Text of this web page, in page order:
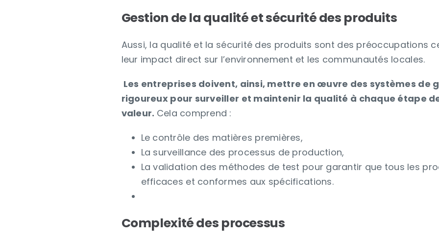
Gestion de la qualité et sécurité des produits
Aussi, la qualité et la sécurité des produits sont des préoccupations
leur impact direct sur l’environnement et les communautés locales.
Les entreprises doivent, ainsi, mettre en œuvre des systèmes de
rigoureux pour surveiller et maintenir la qualité à chaque étape
valeur. Cela comprend :
Le contrôle des matières premières,
La surveillance des processus de production,
La validation des méthodes de test pour garantir que tous les
efficaces et conformes aux spécifications.
Complexité des processus